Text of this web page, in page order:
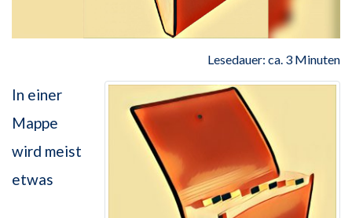
Lesedauer: ca. 3 Minuten
In einer
Mappe
wird meist
etwas